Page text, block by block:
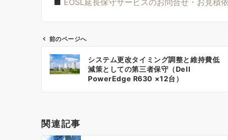
投
稿
ゲ
前のページへ
システム更改タイミング調整と維持費低
減策としての第三者保守（Dell
PowerEdge R630 ×12台）
関連記事